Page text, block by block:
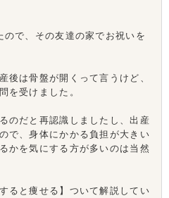
で、その友達の家でお祝いを
後は骨盤が開くって言うけど、
を受けました。
のだと再認識しましたし、出産
で、身体にかかる負担が大きい
かを気にする方が多いのは当然
ると痩せる】ついて解説してい